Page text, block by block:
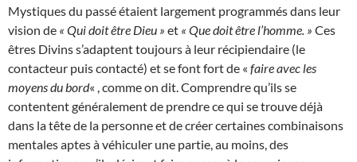
Mystiques du passé étaient largement programmés dans leur
vision de « Qui doit être Dieu » et « Que doit être l’homme. » Ces
êtres Divins s’adaptent toujours à leur récipiendaire (le
contacteur puis contacté) et se font fort de « faire avec les
moyens du bord« , comme on dit. Comprendre qu’ils se
contentent généralement de prendre ce qui se trouve déjà
dans la tête de la personne et de créer certaines combinaisons
mentales aptes à véhiculer une partie, au moins, des